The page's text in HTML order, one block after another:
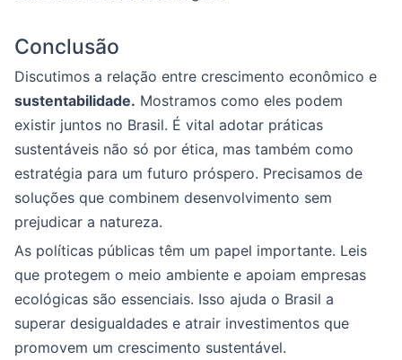
Conclusão
Discutimos a relação entre crescimento econômico e
sustentabilidade. Mostramos como eles podem
existir juntos no Brasil. É vital adotar práticas
sustentáveis não só por ética, mas também como
estratégia para um futuro próspero. Precisamos de
soluções que combinem desenvolvimento sem
prejudicar a natureza.
As políticas públicas têm um papel importante. Leis
que protegem o meio ambiente e apoiam empresas
ecológicas são essenciais. Isso ajuda o Brasil a
superar desigualdades e atrair investimentos que
promovem um crescimento sustentável.